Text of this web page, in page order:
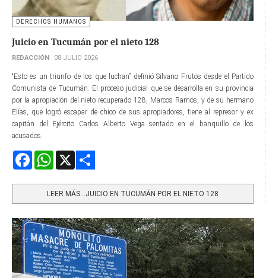
DERECHOS HUMANOS
Juicio en Tucumán por el nieto 128
REDACCIÓN 08 JULIO 2026
“Esto es un triunfo de los que luchan” definió Silvano Frutos desde el Partido
Comunista de Tucumán. El proceso judicial que se desarrolla en su provincia
por la apropiación del nieto recuperado 128, Marcos Ramos, y de su hermano
Elías, que logró escapar de chico de sus apropiadores, tiene al represor y ex
capitán del Ejército Carlos Alberto Vega sentado en el banquillo de los
acusados.
FacebookWhatsApp
LEER MÁS…JUICIO EN TUCUMÁN POR EL NIETO 128